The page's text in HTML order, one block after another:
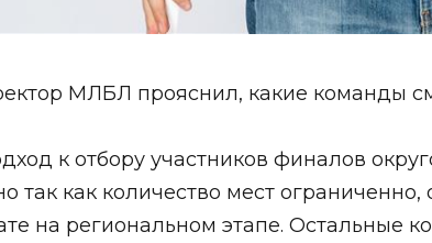
МЛБЛ прояснил, какие команды
к отбору участников финалов
так как количество мест
на региональном этапе. Остальные